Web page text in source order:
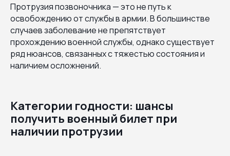
Протрузия позвоночника — это не путь к
освобождению от службы в армии. В большинстве
случаев заболевание не препятствует
прохождению военной службы, однако существует
ряд нюансов, связанных с тяжестью состояния и
наличием осложнений.
Категории годности: шансы
получить военный билет при
наличии протрузии